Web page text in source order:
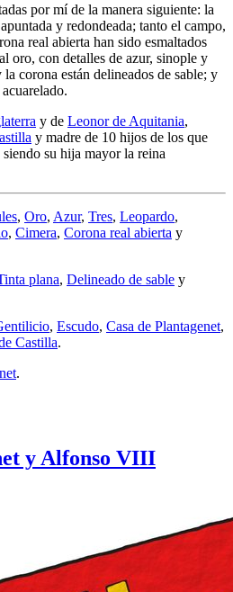
por mí de la manera siguiente: la
y redondeada; tanto el campo,
real abierta han sido esmaltados
oro, con detalles de azur, sinople y
corona están delineados de sable; y
y de Leonor de Aquitania,
y madre de 10 hijos de los que
su hija mayor la reina
, Oro, Azur, Tres, Leopardo,
, Cimera, Corona real abierta y
plana, Delineado de sable y
, Escudo, Casa de Plantagenet,
Castilla.
.
y Alfonso VIII